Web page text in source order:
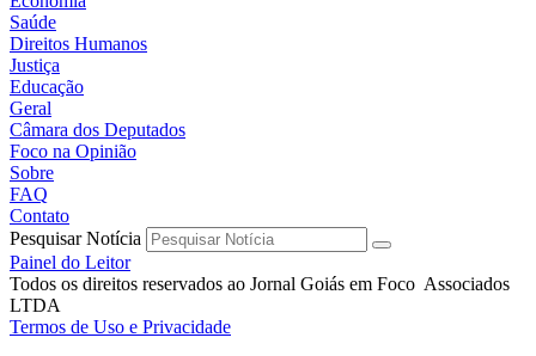
Saúde
Direitos Humanos
Justiça
Educação
Geral
Câmara dos Deputados
Foco na Opinião
Sobre
FAQ
Contato
Pesquisar Notícia
Painel do Leitor
Todos os direitos reservados ao Jornal Goiás em Foco Associados
LTDA
Termos de Uso e Privacidade